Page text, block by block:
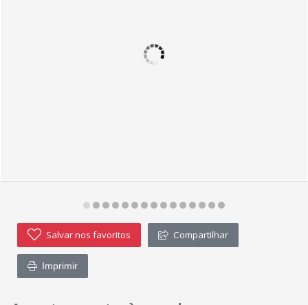
Salvar nos favoritos Compartilhar
Imprimir